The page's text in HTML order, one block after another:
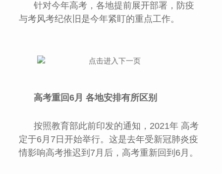
针对今年高考，各地提前展开部署，防疫
与考风考纪依旧是今年紧盯的重点工作。
高考重回6月 各地安排有所区别
按照教育部此前印发的通知，2021年 高考
定于6月7日开始举行。这是去年受新冠肺炎疫
情影响高考推迟到7月后，高考重新回到6月。